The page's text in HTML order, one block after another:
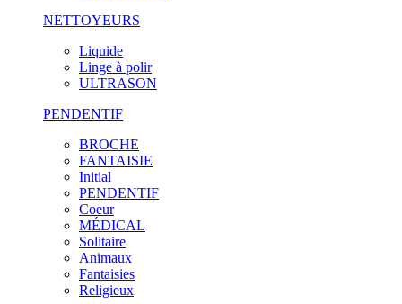
NETTOYEURS
Liquide
Linge à polir
ULTRASON
PENDENTIF
BROCHE
FANTAISIE
Initial
PENDENTIF
Coeur
MÉDICAL
Solitaire
Animaux
Fantaisies
Religieux